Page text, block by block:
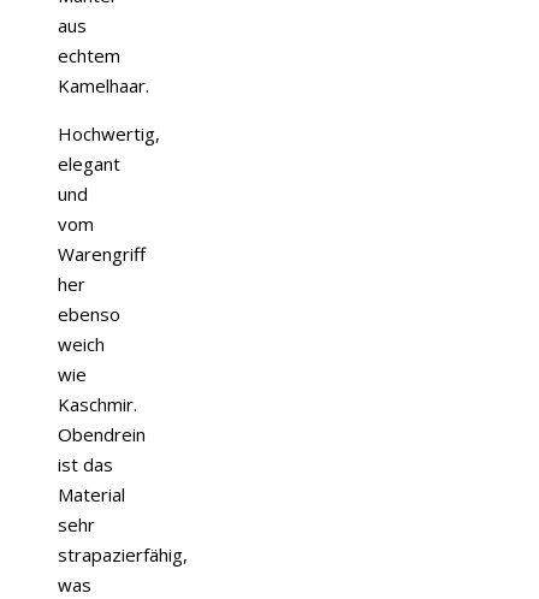
aus
echtem
Kamelhaar.
Hochwertig,
elegant
und
vom
Warengriff
her
ebenso
weich
wie
Kaschmir.
Obendrein
ist das
Material
sehr
strapazierfähig,
was